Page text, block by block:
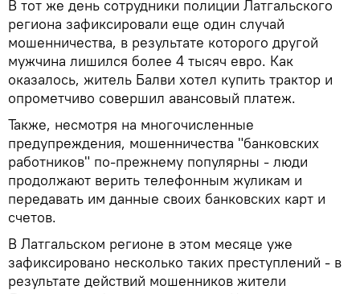
В тот же день сотрудники полиции Латгальского
региона зафиксировали еще один случай
мошенничества, в результате которого другой
мужчина лишился более 4 тысяч евро. Как
оказалось, житель Балви хотел купить трактор и
опрометчиво совершил авансовый платеж.
Также, несмотря на многочисленные
предупреждения, мошенничества "банковских
работников" по-прежнему популярны - люди
продолжают верить телефонным жуликам и
передавать им данные своих банковских карт и
счетов.
В Латгальском регионе в этом месяце уже
зафиксировано несколько таких преступлений - в
результате действий мошенников жители